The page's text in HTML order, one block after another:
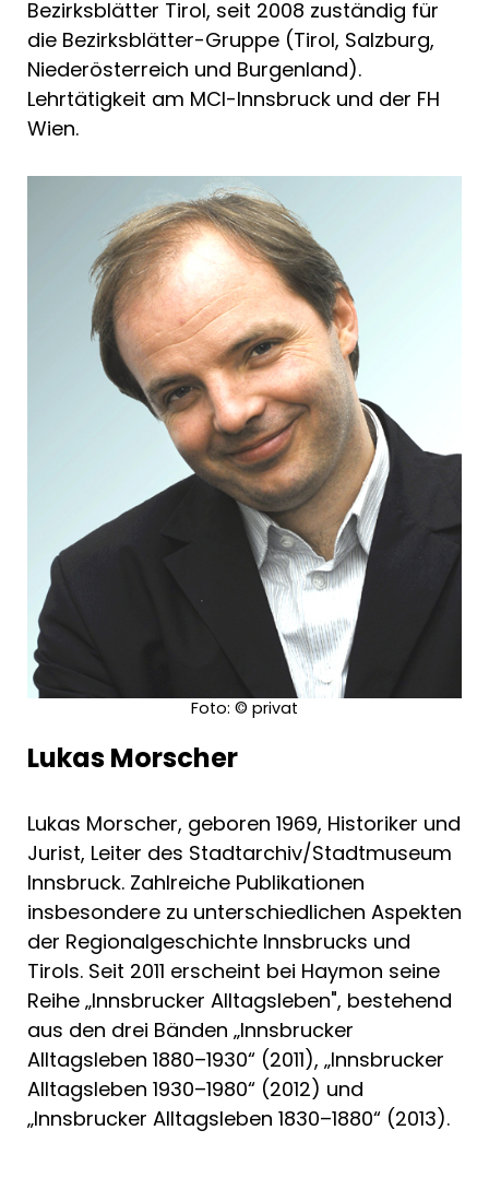
Bezirksblätter Tirol, seit 2008 zuständig für
die Bezirksblätter-Gruppe (Tirol, Salzburg,
Niederösterreich und Burgenland).
Lehrtätigkeit am MCI-Innsbruck und der FH
Wien.
Foto: © privat
Lukas Morscher
Lukas Morscher, geboren 1969, Historiker und
Jurist, Leiter des Stadtarchiv/Stadtmuseum
Innsbruck. Zahlreiche Publikationen
insbesondere zu unterschiedlichen Aspekten
der Regionalgeschichte Innsbrucks und
Tirols. Seit 2011 erscheint bei Haymon seine
Reihe „Innsbrucker Alltagsleben", bestehend
aus den drei Bänden „Innsbrucker
Alltagsleben 1880–1930“ (2011), „Innsbrucker
Alltagsleben 1930–1980“ (2012) und
„Innsbrucker Alltagsleben 1830–1880“ (2013).